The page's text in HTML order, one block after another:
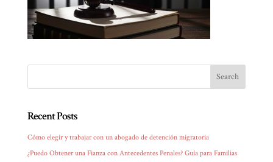
Recent Posts
Cómo elegir y trabajar con un abogado de detención migratoria
¿Puedo Obtener una Fianza con Antecedentes Penales? Guía para Familias